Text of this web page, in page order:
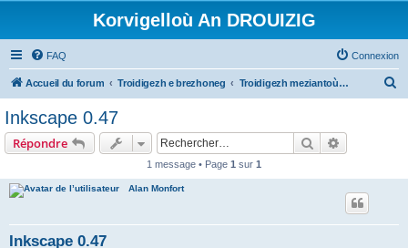
Korvigelloù An DROUIZIG
FAQ Connexion
Accueil du forum Troidigezh e brezhoneg Troidigezh meziantoù all (frank a wirioù evit an darn vrasañ anezho)
Inkscape 0.47
Répondre Rechercher
1 message • Page 1 sur 1
Alan Monfort
Inkscape 0.47